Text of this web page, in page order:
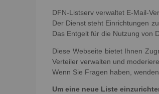
DFN-Listserv verwaltet E-Mail-
Der Dienst steht Einrichtungen
Das Entgelt für die Nutzung von
Diese Webseite bietet Ihnen
Verteiler verwalten und
Wenn Sie Fragen haben,
Um eine neue Liste